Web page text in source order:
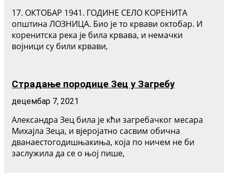
17. ОКТОБАР 1941. ГОДИНЕ СЕЛО КОРЕНИТА
општина ЛОЗНИЦА. Био је то крвави октобар. И
коренитска река је била крвава, и немачки
војници су били крвави,
Страдање породице Зец у Загребу
децембар 7, 2021
Александра Зец била је кћи загребачког месара
Михајла Зеца, и вјеројатно сасвим обична
дванаестогодишњакиња, која по ничем не би
заслужила да се о њој пише,